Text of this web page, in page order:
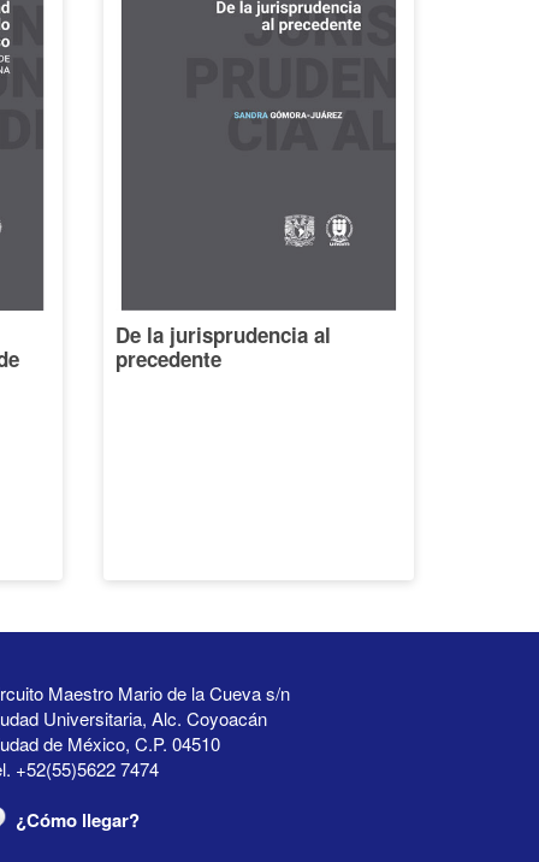
De la jurisprudencia al
precedente
Maestro Mario de la Cueva s/n
Universitaria, Alc. Coyoacán
de México, C.P. 04510
+52(55)5622 7474
¿Cómo llegar?